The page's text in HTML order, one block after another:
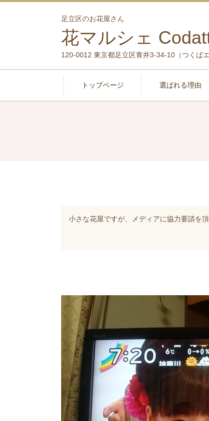
足立区のお花屋さん
花マルシェ
120-0012 東京都足立区青井3-34-10（つくば
トップページ 選ばれる理由
小さな花屋ですが、メディアに協力要請を